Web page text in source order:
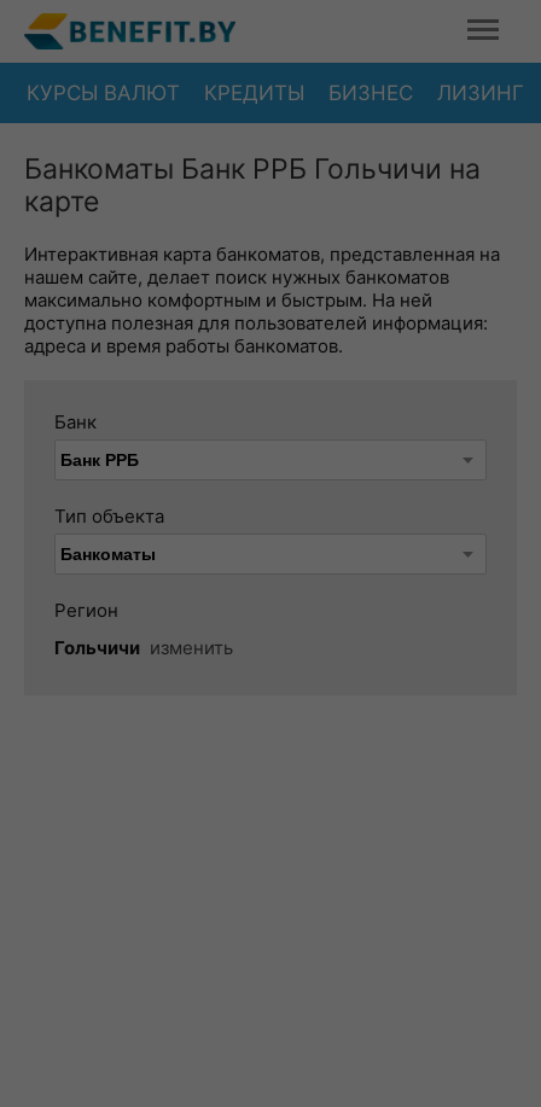
КУРСЫ ВАЛЮТ КРЕДИТЫ БИЗНЕС ЛИЗИНГ
Банкоматы Банк РРБ Гольчичи на
карте
Интерактивная карта банкоматов, представленная на
нашем сайте, делает поиск нужных банкоматов
максимально комфортным и быстрым. На ней
доступна полезная для пользователей информация:
адреса и время работы банкоматов.
Банк
Тип объекта
Регион
Гольчичи изменить